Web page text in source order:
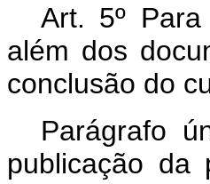
Art. 5º
além dos
conclusão do
Parágrafo
publicação da